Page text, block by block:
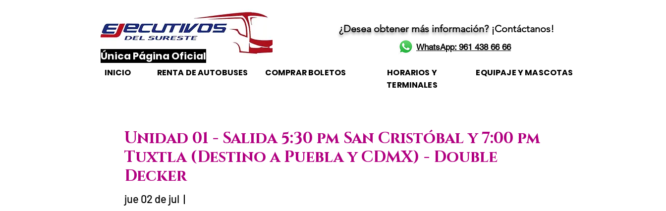
​Única Página Oficial
¿Desea obtener más información? ¡Contáctanos!
WhatsApp: 961 438 66 66
INICIO RENTA DE AUTOBUSES COMPRAR BOLETOS
HORARIOS Y
TERMINALES
EQUIPAJE Y MASCOTAS
Unidad 01 - Salida 5:30 pm San Cristóbal y 7:00 pm
Tuxtla (Destino a Puebla y CDMX) - Double
Decker
jue 02 de jul
  |